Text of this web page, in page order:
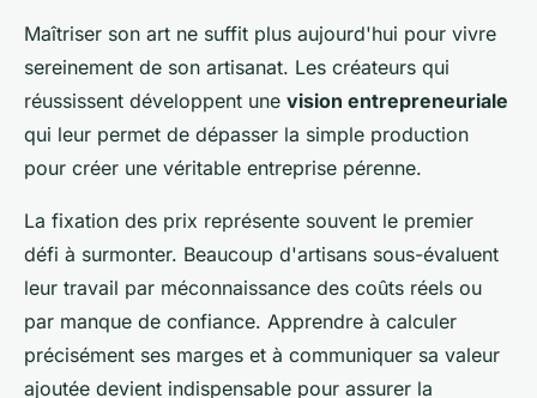
Maîtriser son art ne suffit plus aujourd'hui pour vivre
sereinement de son artisanat. Les créateurs qui
réussissent développent une vision entrepreneuriale
qui leur permet de dépasser la simple production
pour créer une véritable entreprise pérenne.
La fixation des prix représente souvent le premier
défi à surmonter. Beaucoup d'artisans sous-évaluent
leur travail par méconnaissance des coûts réels ou
par manque de confiance. Apprendre à calculer
précisément ses marges et à communiquer sa valeur
ajoutée devient indispensable pour assurer la